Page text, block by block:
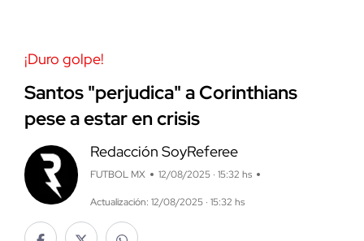
¡Duro golpe!
Santos "perjudica" a Corinthians
pese a estar en crisis
Redacción SoyReferee
FUTBOL MX 12/08/2025 · 15:32 hs
Actualización: 12/08/2025 · 15:32 hs